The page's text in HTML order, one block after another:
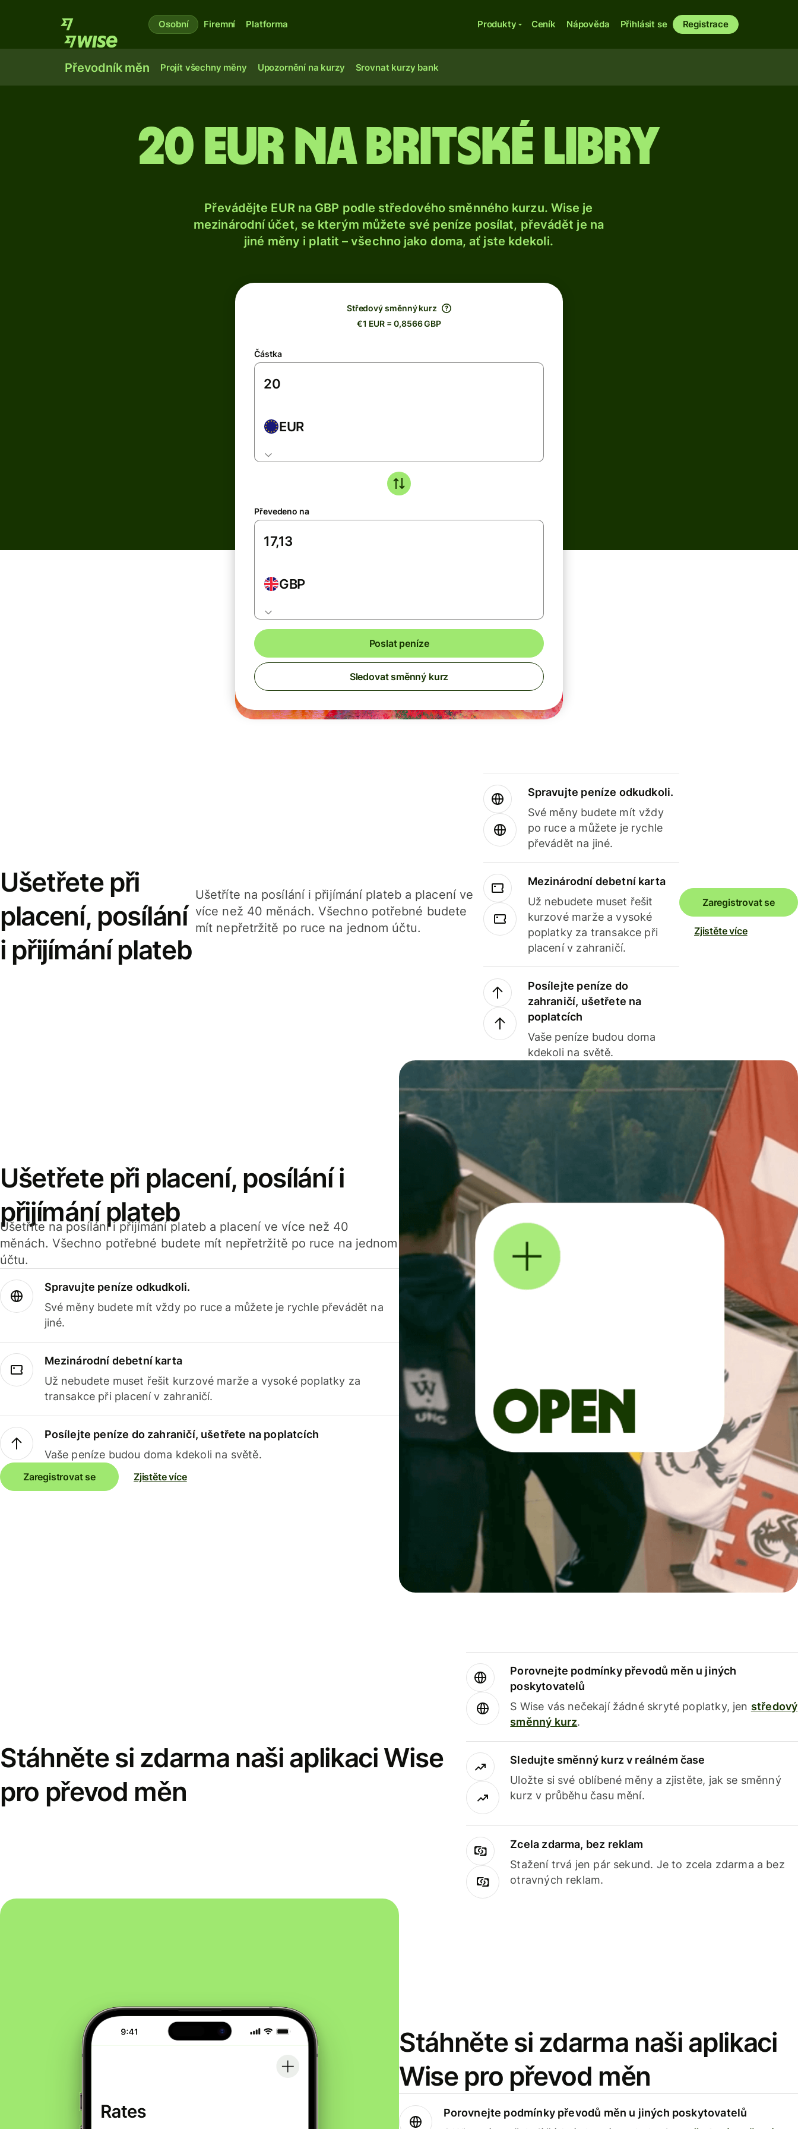
Osobní Firemní Platforma Produkty Ceník Nápověda Přihlásit se Registrace
Převodník měn Projít všechny měny Upozornění na kurzy Srovnat kurzy bank
20 eur na britské libry
Převádějte EUR na GBP podle středového směnného kurzu. Wise je
mezinárodní účet, se kterým můžete své peníze posílat, převádět je na
jiné měny i platit – všechno jako doma, ať jste kdekoli.
Středový směnný kurz
€1 EUR = 0,8566 GBP
Částka
EUR
Převedeno na
GBP
Poslat peníze
Sledovat směnný kurz
Ušetřete při
placení, posílání
i přijímání plateb
Ušetříte na posílání i přijímání plateb a placení ve
více než 40 měnách. Všechno potřebné budete
mít nepřetržitě po ruce na jednom účtu.
Spravujte peníze odkudkoli.
Své měny budete mít vždy
po ruce a můžete je rychle
převádět na jiné.
Mezinárodní debetní karta
Už nebudete muset řešit
kurzové marže a vysoké
poplatky za transakce při
placení v zahraničí.
Posílejte peníze do
zahraničí, ušetřete na
poplatcích
Vaše peníze budou doma
kdekoli na světě.
Zaregistrovat se
Zjistěte více
Ušetřete při placení, posílání i
přijímání plateb
Ušetříte na posílání i přijímání plateb a placení ve více než 40
měnách. Všechno potřebné budete mít nepřetržitě po ruce na jednom
účtu.
Spravujte peníze odkudkoli.
Své měny budete mít vždy po ruce a můžete je rychle převádět na
jiné.
Mezinárodní debetní karta
Už nebudete muset řešit kurzové marže a vysoké poplatky za
transakce při placení v zahraničí.
Posílejte peníze do zahraničí, ušetřete na poplatcích
Vaše peníze budou doma kdekoli na světě.
Zaregistrovat se Zjistěte více
Stáhněte si zdarma naši aplikaci Wise
pro převod měn
Porovnejte podmínky převodů měn u jiných
poskytovatelů
S Wise vás nečekají žádné skryté poplatky, jen středový
směnný kurz.
Sledujte směnný kurz v reálném čase
Uložte si své oblíbené měny a zjistěte, jak se směnný
kurz v průběhu času mění.
Zcela zdarma, bez reklam
Stažení trvá jen pár sekund. Je to zcela zdarma a bez
otravných reklam.
Stáhněte si zdarma naši aplikaci
Wise pro převod měn
Porovnejte podmínky převodů měn u jiných poskytovatelů